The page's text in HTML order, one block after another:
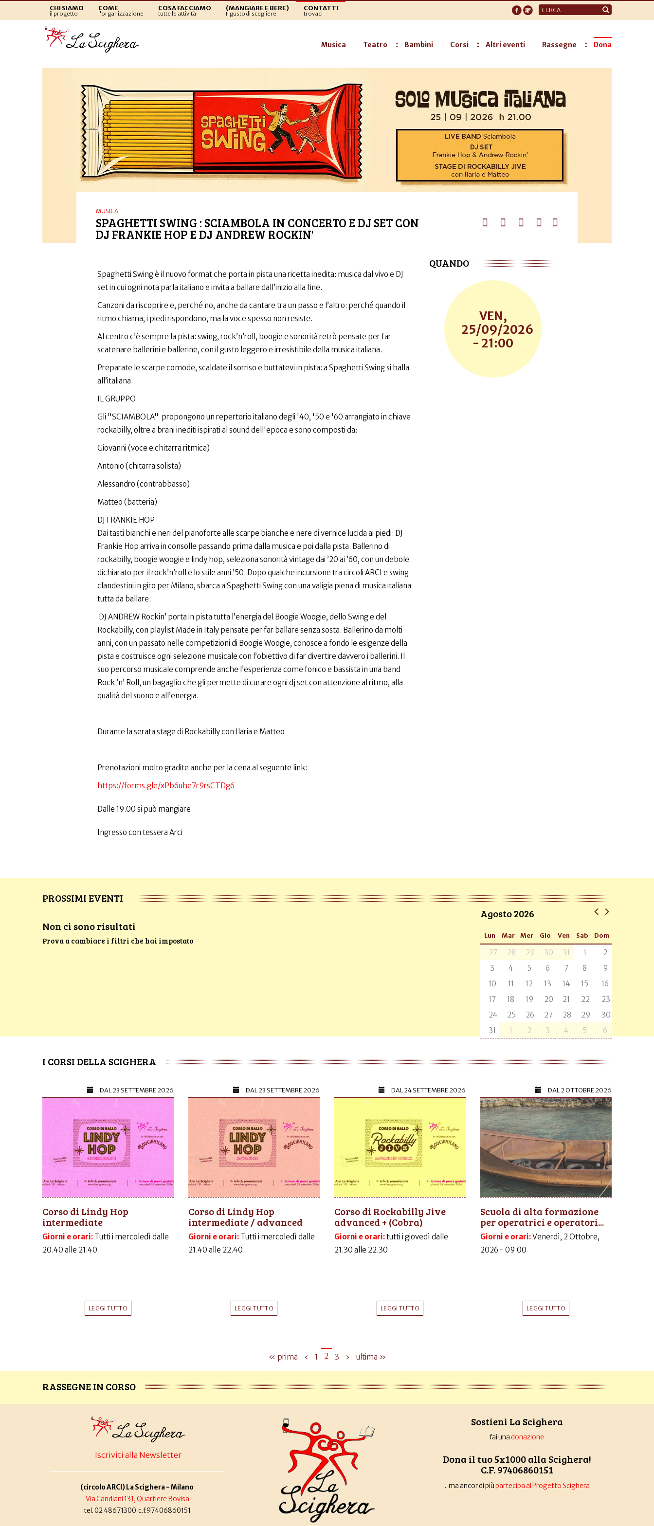
CHI SIAMO
il progetto
COME
l'organizzazione
COSA FACCIAMO
tutte le attività
(MANGIARE E BERE)
Il gusto di scegliere
CONTATTI
trovaci
Form
di
Musica Teatro Bambini Corsi Altri eventi Rassegne Dona
MUSICA
SPAGHETTI SWING : SCIAMBOLA IN CONCERTO E DJ SET CON
DJ FRANKIE HOP E DJ ANDREW ROCKIN'
Spaghetti Swing è il nuovo format che porta in pista una ricetta inedita: musica dal vivo e DJ
set in cui ogni nota parla italiano e invita a ballare dall’inizio alla fine.
Canzoni da riscoprire e, perché no, anche da cantare tra un passo e l’altro: perché quando il
ritmo chiama, i piedi rispondono, ma la voce spesso non resiste.
Al centro c’è sempre la pista: swing, rock’n’roll, boogie e sonorità retrò pensate per far
scatenare ballerini e ballerine, con il gusto leggero e irresistibile della musica italiana.
Preparate le scarpe comode, scaldate il sorriso e buttatevi in pista: a Spaghetti Swing si balla
all’italiana.
IL GRUPPO
Gli "SCIAMBOLA" propongono un repertorio italiano degli '40, '50 e '60 arrangiato in chiave
rockabilly, oltre a brani inediti ispirati al sound dell'epoca e sono composti da:
Giovanni (voce e chitarra ritmica)
Antonio (chitarra solista)
Alessandro (contrabbasso)
Matteo (batteria)
DJ FRANKIE HOP
Dai tasti bianchi e neri del pianoforte alle scarpe bianche e nere di vernice lucida ai piedi: DJ
Frankie Hop arriva in consolle passando prima dalla musica e poi dalla pista. Ballerino di
rockabilly, boogie woogie e lindy hop, seleziona sonorità vintage dai ’20 ai ’60, con un debole
dichiarato per il rock’n’roll e lo stile anni ’50. Dopo qualche incursione tra circoli ARCI e swing
clandestini in giro per Milano, sbarca a Spaghetti Swing con una valigia piena di musica italiana
tutta da ballare.
DJ ANDREW Rockin’ porta in pista tutta l’energia del Boogie Woogie, dello Swing e del
Rockabilly, con playlist Made in Italy pensate per far ballare senza sosta. Ballerino da molti
anni, con un passato nelle competizioni di Boogie Woogie, conosce a fondo le esigenze della
pista e costruisce ogni selezione musicale con l’obiettivo di far divertire davvero i ballerini. Il
suo percorso musicale comprende anche l’esperienza come fonico e bassista in una band
Rock ’n’ Roll, un bagaglio che gli permette di curare ogni dj set con attenzione al ritmo, alla
qualità del suono e all’energia.
Durante la serata stage di Rockabilly con Ilaria e Matteo
Prenotazioni molto gradite anche per la cena al seguente link:
https://forms.gle/xPb6uhe7r9rsCTDg6
Dalle 19.00 si può mangiare
Ingresso con tessera Arci
QUANDO
VEN,
25/09/2026
- 21:00
PROSSIMI EVENTI
Non ci sono risultati
Prova a cambiare i filtri che hai impostato
Agosto 2026
Lun Mar Mer Gio Ven Sab Dom
27 28 29 30 31 1
2
3
4 5 6 7 8
9
10
11 12 13 14 15
16
17
18 19 20 21 22
23
24
25 26 27 28 29
30
31
1 2 3 4 5 6
I CORSI DELLA SCIGHERA
DAL23 SETTEMBRE 2026
Corso di Lindy Hop
intermediate
Giorni e orari: Tutti i mercoledì dalle
20.40 alle 21.40
LEGGI TUTTO
DAL23 SETTEMBRE 2026
Corso di Lindy Hop
intermediate / advanced
Giorni e orari: Tutti i mercoledì dalle
21.40 alle 22.40
LEGGI TUTTO
DAL24 SETTEMBRE 2026
Corso di Rockabilly Jive
advanced + (Cobra)
Giorni e orari:tutti i giovedì dalle
21.30 alle 22.30
LEGGI TUTTO
DAL2 OTTOBRE 2026
Scuola di alta formazione
per operatrici e operatori...
Giorni e orari:Venerdì, 2 Ottobre,
2026 - 09:00
LEGGI TUTTO
« prima ‹ 1 2 3 › ultima »
RASSEGNE IN CORSO
Iscriviti alla Newsletter
(circolo ARCI) La Scighera - Milano
Via Candiani 131, Quartiere Bovisa
tel. 02 48671300 c.f.97406860151
Sostieni La Scighera
fai unadonazione
Dona il tuo 5x1000 alla Scighera!
C.F. 97406860151
... ma ancor di piùpartecipa al Progetto Scighera